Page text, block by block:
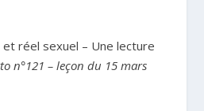
réel sexuel – Une lecture
n°121 – leçon du 15 mars